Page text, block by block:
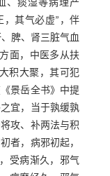
、痰湿等病理产
，其气必虚”，伴
脾、肾三脏气血
面，中医多从扶
积大聚，其可犯
景岳全书》中提
宜，当于孰缓孰
攻、补两法与积
者，病邪初起，
受病渐久，邪气